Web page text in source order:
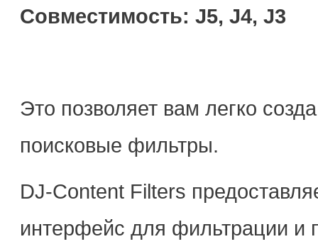
Совместимость: J5, J4, J3
Это позволяет вам легко
поисковые фильтры.
DJ-Content Filters
интерфейс для фильтрации и